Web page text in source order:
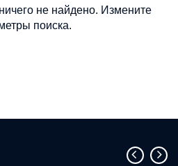
не найдено. Измените
поиска.